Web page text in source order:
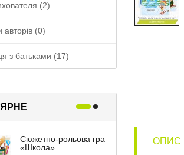
(2)
авторів (0)
з батьками (17)
Сюжетно-рольова гра
«Школа»..
ОПИС